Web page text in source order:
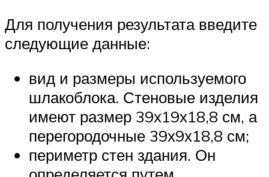
Для получения результата введите
следующие данные:
вид и размеры используемого
шлакоблока. Стеновые изделия
имеют размер 39х19х18,8 см, а
перегородочные 39х9х18,8 см;
периметр стен здания. Он